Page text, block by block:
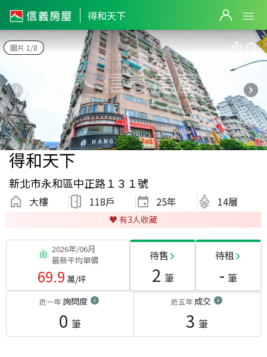
得和天下
圖片 1/8
得和天下
新北市永和區中正路１３１號
大樓 118戶 25年 14層
♥️ 有3人收藏
2026年/06月
最新平均單價
69.9 萬/坪
待售
2 筆
待租
- 筆
近一年詢問度
0 筆
近五年成交
3 筆